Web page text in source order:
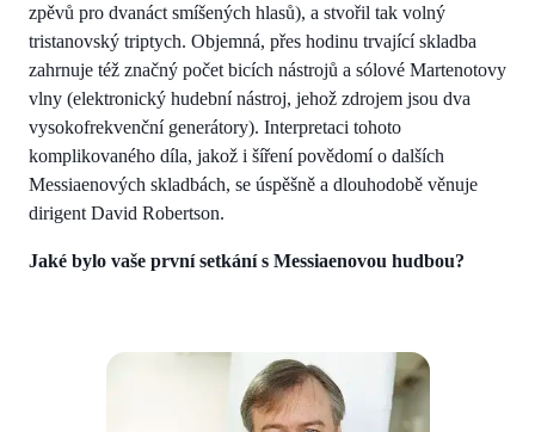
zpěvů pro dvanáct smíšených hlasů), a stvořil tak volný
tristanovský triptych. Objemná, přes hodinu trvající skladba
zahrnuje též značný počet bicích nástrojů a sólové Martenotovy
vlny (elektronický hudební nástroj, jehož zdrojem jsou dva
vysokofrekvenční generátory). Interpretaci tohoto
komplikovaného díla, jakož i šíření povědomí o dalších
Messiaenových skladbách, se úspěšně a dlouhodobě věnuje
dirigent David Robertson.
Jaké bylo vaše první setkání s Messiaenovou hudbou?